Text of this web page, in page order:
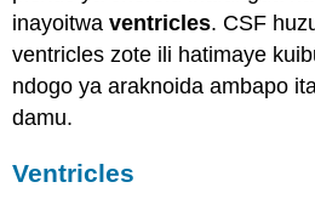
inayoitwaventricles. CSF
ventricles zote ili hatimaye
ndogo ya araknoida ambapo
damu.
Ventricles